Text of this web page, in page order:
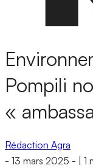
Pompili
«
Rédaction Agra
- 13 mars 2025 - 1